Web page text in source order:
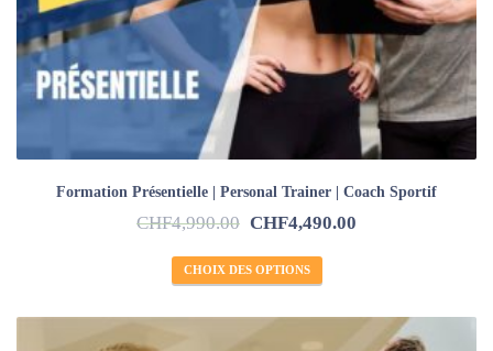
Formation Présentielle | Personal Trainer | Coach Sportif
CHF4,990.00 CHF4,490.00
CHOIX DES OPTIONS